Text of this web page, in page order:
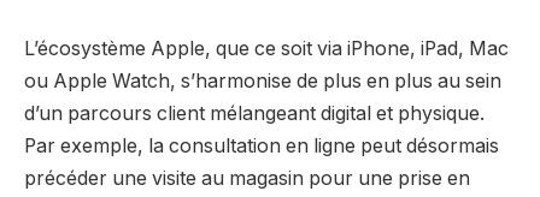
L’écosystème Apple, que ce soit via iPhone, iPad, Mac
ou Apple Watch, s’harmonise de plus en plus au sein
d’un parcours client mélangeant digital et physique.
Par exemple, la consultation en ligne peut désormais
précéder une visite au magasin pour une prise en